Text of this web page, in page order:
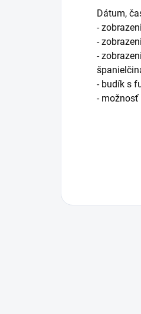
Dátum,
-
-
-
- budík s
- možnosť